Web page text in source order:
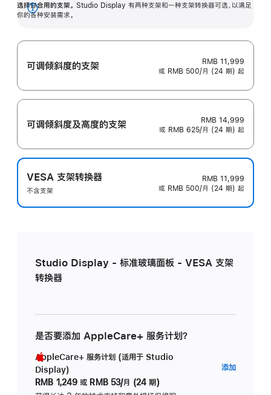
选择你合用的支架。 Studio Display 有两种支架和一种支架转换器可选，以满足
你的各种安装需求。
展
可调倾斜度的支架
RMB 11,999
或 RMB 500/月 (24 期) 起
可调倾斜度及高‍度的支‍架
RMB 14,999
或 RMB 625/月 (24 期) 起
VESA 支架转换器
不含支架
RMB 11,999
或 RMB 500/月 (24 期) 起
Studio Display - 标准玻璃面板 - VESA 支架
转换器
是否要添加 AppleCare+ 服务计划？
AppleCare+ 服务计划 (适用于 Studio
Display)
RMB 1,249 或 RMB 53/月 (24 期)
添加